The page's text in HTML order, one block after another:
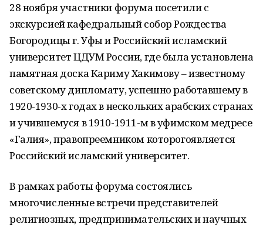
28 ноября участники форума посетили с
экскурсией кафедральный собор Рождества
Богородицы г. Уфы и Российский исламский
университет ЦДУМ России, где была установлена
памятная доска Кариму Хакимову – известному
советскому дипломату, успешно работавшему в
1920-1930-х годах в нескольких арабских странах
и учившемуся в 1910-1911-м в уфимском медресе
«Галия», правопреемником которогоявляется
Российский исламский университет.
В рамках работы форума состоялись
многочисленные встречи представителей
религиозных, предпринимательских и научных